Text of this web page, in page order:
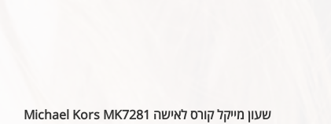
שעון מייקל קורס לאישה Michael Kors MK7281